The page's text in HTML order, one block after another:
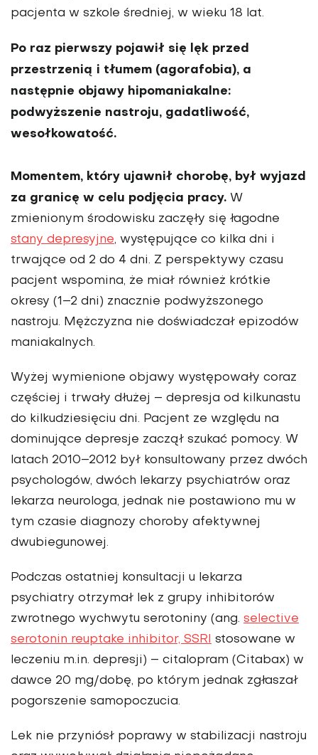
pacjenta w szkole średniej, w wieku 18 lat.
Po raz pierw­szy pojawił się lęk przed
przestrzenią i tłumem (agorafo­bia), a
następnie objawy hipomaniakalne:
podwyższenie nastroju, gadatliwość,
wesołkowatość.
Momentem, który ujawnił chorobę, był wyjazd
za granicę w celu podjęcia pracy. W
zmienionym środowisku zaczęły się łagodne
stany depresyjne, występujące co kilka dni i
trwające od 2 do 4 dni. Z perspektywy czasu
pacjent wspomina, że miał również krótkie
okresy (1–2 dni) znacznie podwyższonego
nastroju. Mężczyzna nie doświadczał epizodów
mania­kalnych.
Wyżej wymienione objawy występowały coraz
częściej i trwały dłużej – depresja od kilkunastu
do kilku­dziesięciu dni. Pacjent ze względu na
dominujące depresje zaczął szukać pomocy. W
latach 2010–2012 był konsultowany przez dwóch
psy­chologów, dwóch lekarzy psychiatrów oraz
lekarza neu­rologa, jednak nie postawiono mu w
tym czasie diagnozy choroby afektywnej
dwubiegunowej.
Podczas ostatniej konsultacji u lekarza
psychiatry otrzymał lek z grupy inhibi­torów
zwrotnego wychwytu serotoniny (ang. selective
sero­tonin reuptake inhibitor, SSRI stosowane w
leczeniu m.in. depresji) – citalopram (Citabax) w
dawce 20 mg/dobę, po którym jednak zgłaszał
pogorszenie samopoczucia.
Lek nie przyniósł poprawy w stabilizacji nastroju